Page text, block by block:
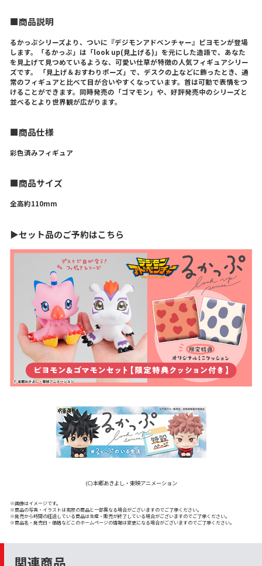
■商品説明
るかっぷシリーズより、ついに『デジモンアドベンチャー』ピヨモンが登場
します。「るかっぷ」は「look up(見上げる)」を元にした造語で、あなた
を見上げて見つめているような、可愛い仕草が特徴の人気フィギュアシリー
ズです。 「見上げ＆おすわりポーズ」で、デスクの上などに飾ったとき、通
常のフィギュアと比べて目が合いやすくなっています。首は可動で表情をつ
けることができます。同時発売の「ゴマモン」や、好評発売中のシリーズと
並べるとより世界観が広がります。
■商品仕様
彩色済みフィギュア
■商品サイズ
全高約110mm
▶セット品のご予約はこちら
(C)本郷あきよし・東映アニメーション
※画像はイメージです。
※商品の写真・イラストは実際の商品と一部異なる場合がございますのでご了承ください。
※発売から時間の経過している商品は生産・販売が終了している場合がございますのでご了承ください。
※商品名・発売日・価格などこのホームページの情報は変更になる場合がございますのでご了承ください。
関連商品